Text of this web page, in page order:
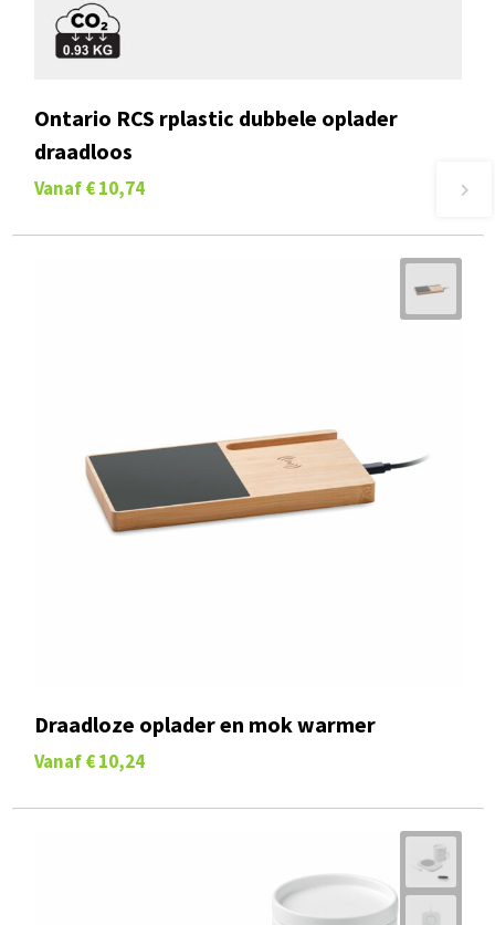
Ontario RCS rplastic dubbele oplader
draadloos
Vanaf € 10,74
Draadloze oplader en mok warmer
Vanaf € 10,24